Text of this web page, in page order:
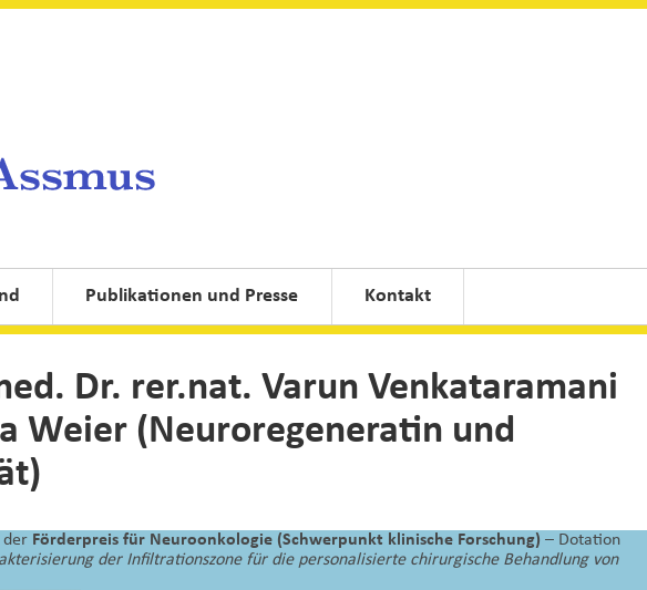
Publikationen und Presse Kontakt
Dr. rer.nat. Varun Venkataramani
Weier (Neuroregeneratin und
der Förderpreis für Neuroonkologie (Schwerpunkt klinische Forschung) – Dotation
der Infiltrationszone für die personalisierte chirurgische Behandlung von